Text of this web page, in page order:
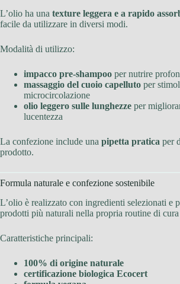
L’olio ha una texture leggera e a rapido
facile da utilizzare in diversi modi.
Modalità di utilizzo:
impacco pre-shampoo per nutrire
massaggio del cuoio capelluto per
microcircolazione
olio leggero sulle lunghezze per
lucentezza
La confezione include una pipetta pratica per
prodotto.
Formula naturale e confezione sostenibile
L’olio è realizzato con ingredienti selezionati e
prodotti più naturali nella propria routine di
Caratteristiche principali:
100% di origine naturale
certificazione biologica Ecocert